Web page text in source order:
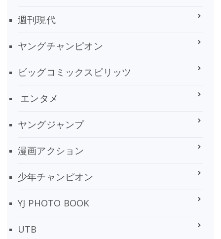
週刊現代
ヤングチャンピオン
ビッグコミックスピリッツ
エンタメ
ヤングジャンプ
漫画アクション
少年チャンピオン
YJ PHOTO BOOK
UTB